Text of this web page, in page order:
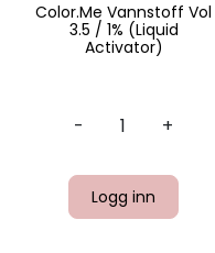
Color.Me Vannstoff Vol
3.5 / 1% (Liquid
Activator)
- +
Logg inn